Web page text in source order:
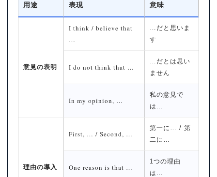
用途 表現 意味
意見の表明
I think / believe that
…
…だと思いま
す
I do not think that …
…だとは思い
ません
In my opinion, …
私の意見で
は…
理由の導入
First, … / Second, …
第一に… / 第
二に…
One reason is that …
1つの理由
は…